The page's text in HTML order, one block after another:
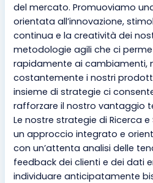
del mercato. Promuoviamo
orientata all’innovazione,
continua e la creatività dei
metodologie agili che ci
rapidamente ai cambiamenti,
costantemente i nostri
insieme di strategie ci
rafforzare il nostro vantaggio
Le nostre strategie di Ricerca
un approccio integrato e
con un’attenta analisi delle
feedback dei clienti e dei dati
individuare anticipatamente